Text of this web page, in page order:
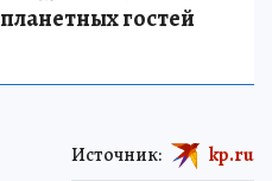
гостей
Источник: kp.ru